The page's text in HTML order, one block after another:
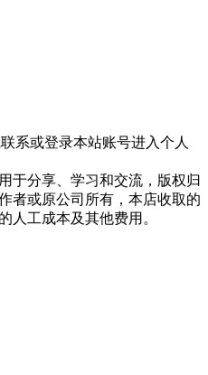
系或登录本站账号进入个人
于分享、学习和交流，版权归
者或原公司所有，本店收取的
人工成本及其他费用。